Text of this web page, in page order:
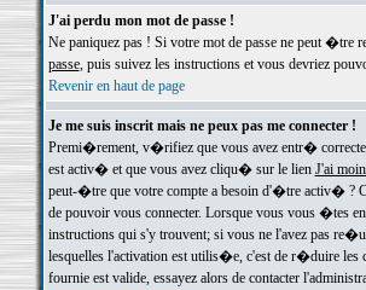
J'ai perdu mon mot de passe !
Ne paniquez pas ! Si votre mot de passe ne peut
passe, puis suivez les instructions et vous devriez
Revenir en haut de page
Je me suis inscrit mais ne peux pas me connecter !
Premi�rement, v�rifiez que vous avez entr�
est activ� et que vous avez cliqu� sur le lien J'ai
peut-�tre que votre compte a besoin d'�tre activ� ?
de pouvoir vous connecter. Lorsque vous vous �tes
instructions qui s'y trouvent; si vous ne l'avez pas
lesquelles l'activation est utilis�e, c'est de r�duire les
fournie est valide, essayez alors de contacter